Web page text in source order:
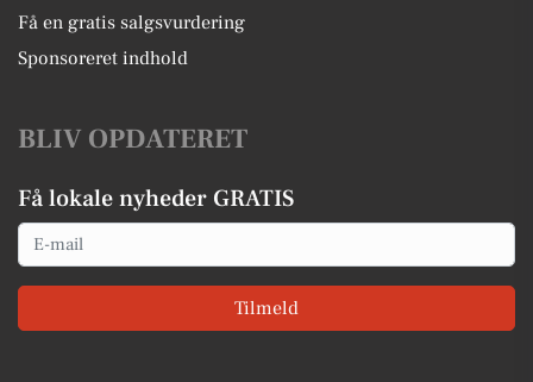
Få en gratis salgsvurdering
Sponsoreret indhold
BLIV OPDATERET
Få lokale nyheder GRATIS
Email
Tilmeld